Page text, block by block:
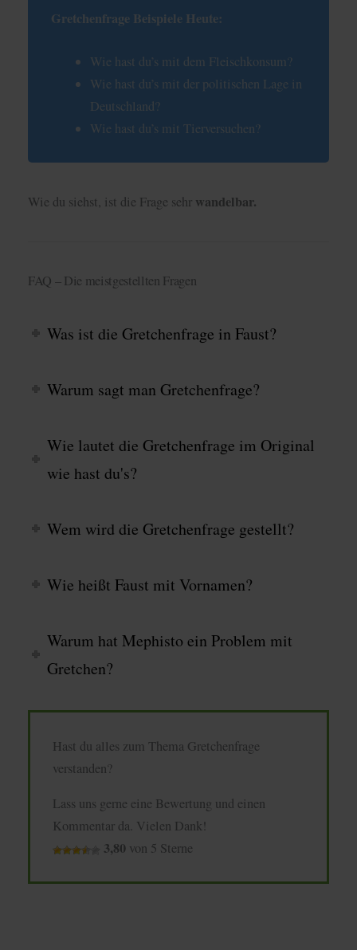
Gretchenfrage Beispiele Heute:
Wie hast du’s mit dem Fleischkonsum?
Wie hast du’s mit der politischen Lage in
Deutschland?
Wie hast du’s mit Tierversuchen?
Wie du siehst, ist die Frage sehr wandelbar.
FAQ – Die meistgestellten Fragen
Was ist die Gretchenfrage in Faust?
Warum sagt man Gretchenfrage?
Wie lautet die Gretchenfrage im Original
wie hast du's?
Wem wird die Gretchenfrage gestellt?
Wie heißt Faust mit Vornamen?
Warum hat Mephisto ein Problem mit
Gretchen?
Hast du alles zum Thema Gretchenfrage
verstanden?
Lass uns gerne eine Bewertung und einen
Kommentar da. Vielen Dank!
3,80 von 5 Sterne